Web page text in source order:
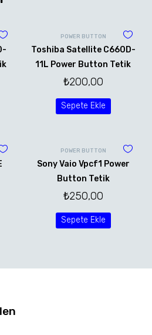
POWER BUTTON
Toshiba Satellite C660D-
11L Power Button Tetik
₺200,00
Sepete Ekle
POWER BUTTON
Sony Vaio Vpcf1 Power
Button Tetik
₺250,00
Sepete Ekle